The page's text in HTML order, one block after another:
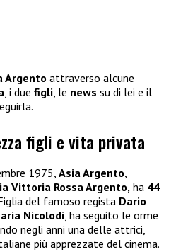
Argento attraverso alcune
, i due figli , le news su di lei e il
figli e vita privata
1975, Asia Argento,
Vittoria Rossa Argento,ha 44
del famoso regista Dario
Nicolodi, ha seguito le orme
negli anni una delle attrici,
più apprezzate del cinema.